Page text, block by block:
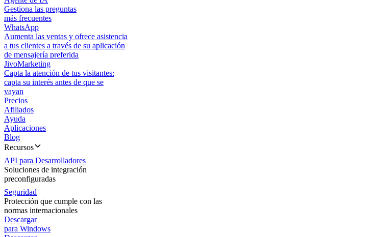
Gestiona las preguntas
más frecuentes
WhatsApp
Aumenta las ventas y ofrece asistencia
a tus clientes a través de su aplicación
de mensajería preferida
JivoMarketing
Capta la atención de tus visitantes:
capta su interés antes de que se
vayan
Precios
Afiliados
Ayuda
Aplicaciones
Blog
Recursos
API para Desarrolladores
Soluciones de integración
preconfiguradas
Seguridad
Protección que cumple con las
normas internacionales
Descargar
para Windows